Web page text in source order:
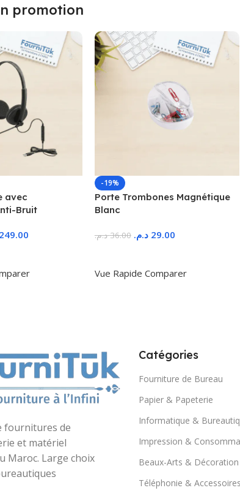
promotion
avec
Bruit
249.00
-19%
Porte Trombones Magnétique
Blanc
36.00 د.م. 29.00 د.م.
Vue Rapide Comparer
fournitures de
et matériel
Maroc. Large choix
Catégories
Fourniture de Bureau
Papier & Papeterie
Informatique &
Impression &
Beaux-Arts & Décoration
Téléphonie & Accessoires